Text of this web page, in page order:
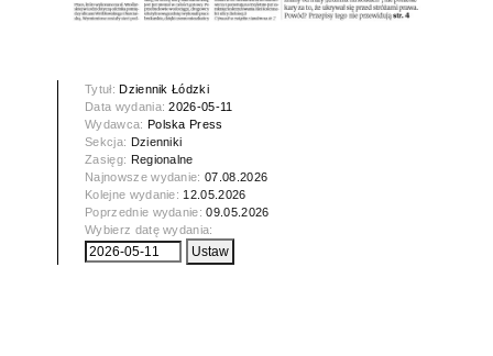
Tytuł: Dziennik Łódzki
Data wydania:2026-05-11
Wydawca: Polska Press
Sekcja: Dzienniki
Zasięg: Regionalne
Najnowsze wydanie:07.08.2026
Kolejne wydanie: 12.05.2026
Poprzednie wydanie:09.05.2026
Wybierz datę wydania: